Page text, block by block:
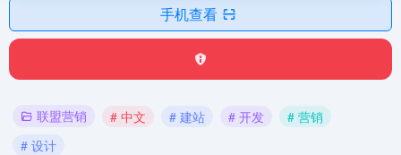
手机查看
联盟营销 # 中文 # 建站 # 开发
# 营销
# 设计